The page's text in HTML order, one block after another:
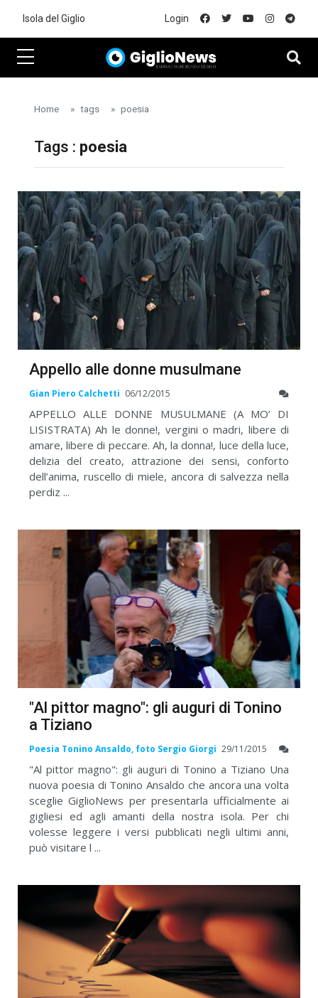
Isola del Giglio Login
Home tags poesia
Tags : poesia
Appello alle donne musulmane
Gian Piero Calchetti 06/12/2015
APPELLO ALLE DONNE MUSULMANE (A MO’ DI
LISISTRATA) Ah le donne!, vergini o madri, libere di
amare, libere di peccare. Ah, la donna!, luce della luce,
delizia del creato, attrazione dei sensi, conforto
dell’anima, ruscello di miele, ancora di salvezza nella
perdiz ...
"Al pittor magno": gli auguri di Tonino
a Tiziano
Poesia Tonino Ansaldo, foto Sergio Giorgi 29/11/2015
"Al pittor magno": gli auguri di Tonino a Tiziano Una
nuova poesia di Tonino Ansaldo che ancora una volta
sceglie GiglioNews per presentarla ufficialmente ai
gigliesi ed agli amanti della nostra isola. Per chi
volesse leggere i versi pubblicati negli ultimi anni,
può visitare l ...